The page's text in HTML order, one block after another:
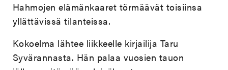
Hahmojen elämänkaaret törmäävät toisiinsa
yllättävissä tilanteissa.
Kokoelma lähtee liikkeelle kirjailija Taru
Syvärannasta. Hän palaa vuosien tauon